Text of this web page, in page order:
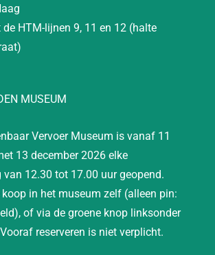
de HTM-lijnen 9, 11 en 12 (halte
MUSEUM
Vervoer Museum is vanaf 11
13 december 2026 elke
12.30 tot 17.00 uur geopend.
in het museum zelf (alleen pin:
of via de groene knop linksonder
reserveren is niet verplicht.